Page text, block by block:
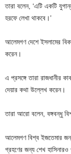
তারা বলেন, ‘এটি একটি
হরফে লেখা থাকবে।’
আলেমগণ দেশে ইসলামের
করেন।
এ প্রসঙ্গে তারা রাজধানীর
দেয়ার কথা উল্লেখ করেন।
তারা আরো বলেন, বঙ্গবন্ধু
আলেমগণ বিশ্ব ইজতেমার
গ্রহণের জন্য শেখ